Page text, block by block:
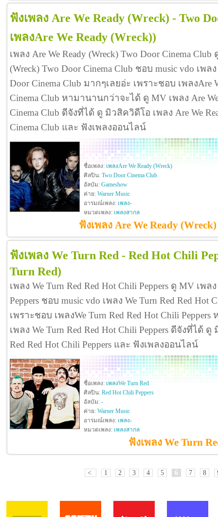
ฟังเพลง Are We Ready (Wreck) - Two
เพลงAre We Ready (Wreck))
เพลง Are We Ready (Wreck) Two Door Cinema Club
(Wreck) Two Door Cinema Club ชอบ music vdo เพลง
Door Cinema Club มากๆเลยอ่ะ เพราะชอบ เพลงAre
Cinema Club หามานานกว่าจะได้ ดู MV เพลง Are
Cinema Club ดีจังที่ได้ ดู มิวสิควิดีโอ เพลง Are We
Cinema Club และ ฟังเพลงออนไลน์
ชื่อเพลง: เพลงAre We Ready (Wreck)
ศิลปิน: Two Door Cinema Club
อัลบัม: Gameshow
ค่าย: Warner Music
อารมณ์เพลง: เพลง-
หมวดเพลง: เพลงสากล
ฟังเพลง Are We Ready
ฟังเพลง We Turn Red - Red Hot Chili
Turn Red)
เพลง We Turn Red Red Hot Chili Peppers ดู MV เพล
Peppers ชอบ music vdo เพลง We Turn Red Red Hot
เพราะชอบ เพลงWe Turn Red Red Hot Chili
เพลง We Turn Red Red Hot Chili Peppers ดีจังที่ได้
Red Red Hot Chili Peppers และ ฟังเพลงออนไลน์
ชื่อเพลง: เพลงWe Turn Red
ศิลปิน: Red Hot Chili Peppers
อัลบัม: -
ค่าย: Warner Music
อารมณ์เพลง: เพลง-
หมวดเพลง: เพลงสากล
ฟังเพลง We Turn
< 1 2 3 4 5 6 7 8